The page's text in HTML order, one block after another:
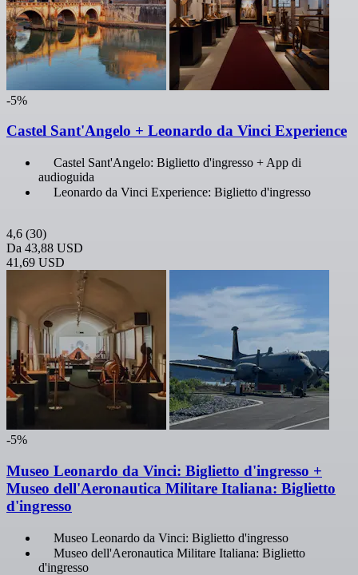
-5%
Castel Sant'Angelo + Leonardo da Vinci Experience
Castel Sant'Angelo: Biglietto d'ingresso + App di
audioguida
Leonardo da Vinci Experience: Biglietto d'ingresso
4,6 (30)
Da 43,88 USD
41,69 USD
-5%
Museo Leonardo da Vinci: Biglietto d'ingresso +
Museo dell'Aeronautica Militare Italiana: Biglietto
d'ingresso
Museo Leonardo da Vinci: Biglietto d'ingresso
Museo dell'Aeronautica Militare Italiana: Biglietto
d'ingresso